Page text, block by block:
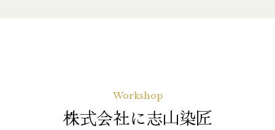
Workshop
株式会社に志山染匠